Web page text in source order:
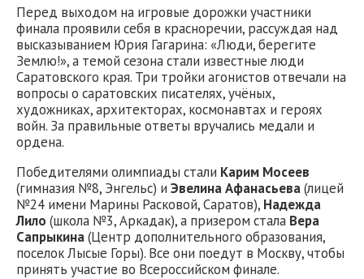
Перед выходом на игровые дорожки участники
финала проявили себя в красноречии, рассуждая над
высказыванием Юрия Гагарина: «Люди, берегите
Землю!», а темой сезона стали известные люди
Саратовского края. Три тройки агонистов отвечали на
вопросы о саратовских писателях, учёных,
художниках, архитекторах, космонавтах и героях
войн. За правильные ответы вручались медали и
ордена.
Победителями олимпиады стали Карим Мосеев
(гимназия №8, Энгельс) и Эвелина Афанасьева(лицей
№24 имени Марины Расковой, Саратов), Надежда
Лило (школа №3, Аркадак), а призером стала Вера
Сапрыкина(Центр дополнительного образования,
поселок Лысые Горы). Все они поедут в Москву, чтобы
принять участие во Всероссийском финале.